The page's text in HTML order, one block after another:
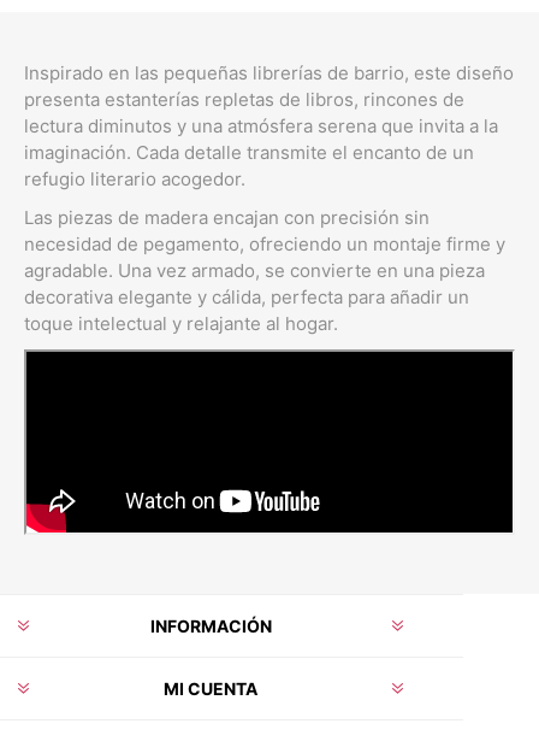
Inspirado en las pequeñas librerías de barrio, este diseño
presenta estanterías repletas de libros, rincones de
lectura diminutos y una atmósfera serena que invita a la
imaginación. Cada detalle transmite el encanto de un
refugio literario acogedor.
Las piezas de madera encajan con precisión sin
necesidad de pegamento, ofreciendo un montaje firme y
agradable. Una vez armado, se convierte en una pieza
decorativa elegante y cálida, perfecta para añadir un
toque intelectual y relajante al hogar.
INFORMACIÓN
MI CUENTA